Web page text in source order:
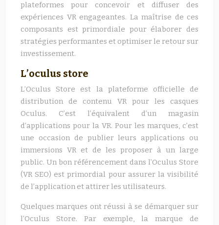
plateformes pour concevoir et diffuser des
expériences VR engageantes. La maîtrise de ces
composants est primordiale pour élaborer des
stratégies performantes et optimiser le retour sur
investissement.
L’oculus store
L’Oculus Store est la plateforme officielle de
distribution de contenu VR pour les casques
Oculus. C’est l’équivalent d’un magasin
d’applications pour la VR. Pour les marques, c’est
une occasion de publier leurs applications ou
immersions VR et de les proposer à un large
public. Un bon référencement dans l’Oculus Store
(VR SEO) est primordial pour assurer la visibilité
de l’application et attirer les utilisateurs.
Quelques marques ont réussi à se démarquer sur
l’Oculus Store. Par exemple, la marque de